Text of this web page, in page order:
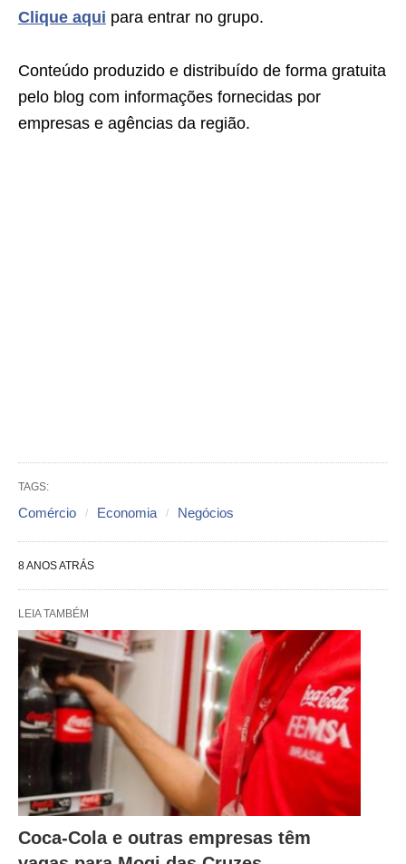
Clique aqui para entrar no grupo.
Conteúdo produzido e distribuído de forma gratuita
pelo blog com informações fornecidas por
empresas e agências da região.
TAGS:
Comércio Economia Negócios
8 ANOS ATRÁS
LEIA TAMBÉM
Coca-Cola e outras empresas têm